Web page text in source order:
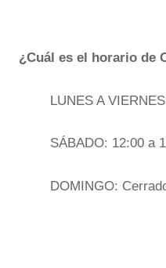
¿Cuál es el horario de
LUNES A
SÁBADO: 12:00 a
DOMINGO: